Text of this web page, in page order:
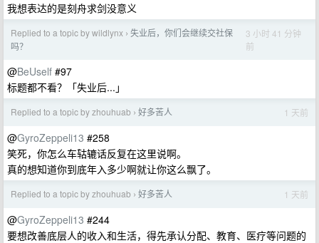
我想表达的是刻舟求剑没意义
Replied to a topic by wildlynx › 失业后，你们会继续交社保
吗？
3 小时 41 分钟
前
@BeUself #97
标题都不看？「失业后...」
Replied to a topic by zhouhuab › 好多苦人 1 天前
@GyroZeppeli13 #258
笑死，你怎么车轱辘话反复在这里说啊。
真的想知道你到底年入多少啊就让你这么飘了。
Replied to a topic by zhouhuab › 好多苦人 1 天前
@GyroZeppeli13 #244
要想改善底层人的收入和生活，得先承认分配、教育、医疗等问题的